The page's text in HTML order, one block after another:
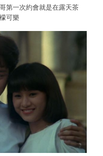
第一次約會就是在露天茶
可樂